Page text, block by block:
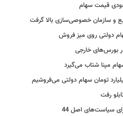
قیمت سهام
و سازمان خصوصی‌سازی بالا گرفت
بورس‌های خارجی
مپنا شتاب می‌گیرد
رفت
سیاست‌های اصل 44